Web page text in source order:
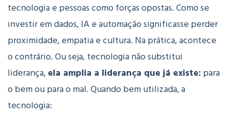
tecnologia e pessoas como forças opostas. Como se
investir em dados, IA e automação significasse perder
proximidade, empatia e cultura. Na prática, acontece
o contrário. Ou seja, tecnologia não substitui
liderança,ela amplia a liderança que já existe: para
o bem ou para o mal.Quando bem utilizada, a
tecnologia: